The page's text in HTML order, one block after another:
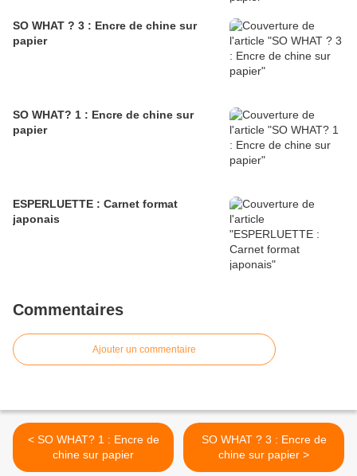
SO WHAT ? 3 : Encre de chine sur
papier
SO WHAT? 1 : Encre de chine sur
papier
ESPERLUETTE : Carnet format
japonais
Commentaires
Ajouter un commentaire
< SO WHAT? 1 : Encre de
chine sur papier
SO WHAT ? 3 : Encre de
chine sur papier >